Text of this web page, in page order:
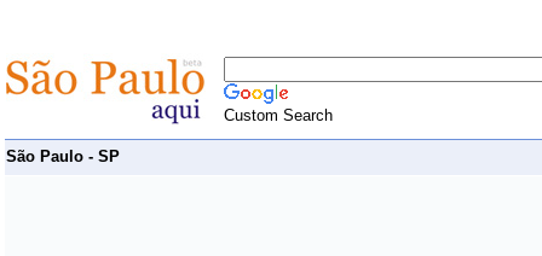
Custom Search
São Paulo - SP